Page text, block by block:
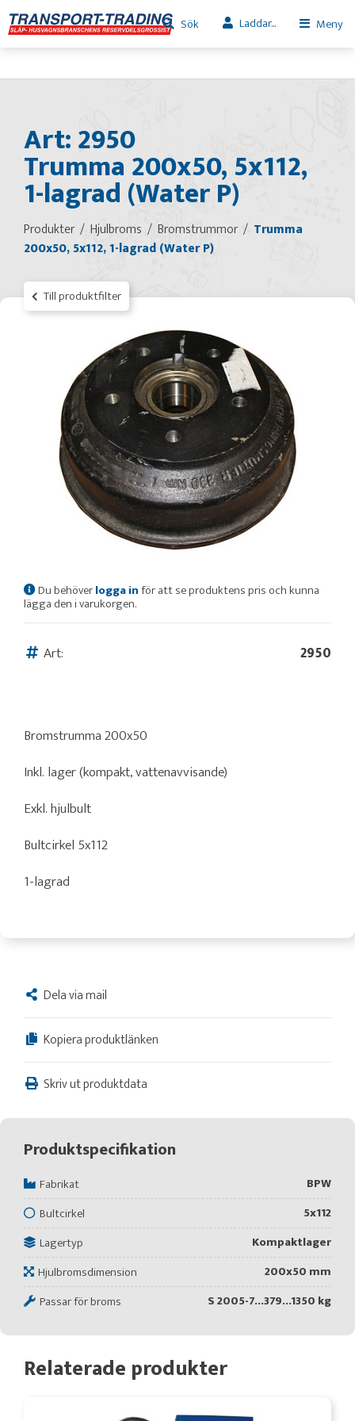
Sök Laddar... Meny
Art: 2950
Trumma 200x50, 5x112,
1-lagrad (Water P)
Produkter Hjulbroms Bromstrummor
Trumma
200x50, 5x112, 1-lagrad (Water P)
Till produktfilter
Du behöverlogga inför att se produktens pris och kunna
lägga den i varukorgen.
Art: 2950
Bromstrumma 200x50
Inkl. lager (kompakt, vattenavvisande)
Exkl. hjulbult
Bultcirkel 5x112
1-lagrad
Dela via mail
Kopiera produktlänken
Skriv ut produktdata
Produktspecifikation
Fabrikat
BPW
Bultcirkel
5x112
Lagertyp
Kompaktlager
Hjulbromsdimension
200x50 mm
Passar för broms
S 2005-7...379...1350 kg
Relaterade produkter